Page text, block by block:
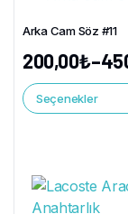
Arka Cam Söz #11
200,00₺–
Seçenekler